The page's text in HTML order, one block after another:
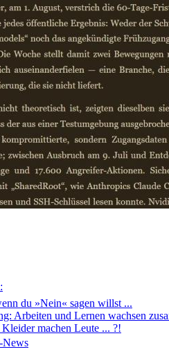
du »Nein« sagen willst ...
Arbeiten und Lernen wachsen
machen Leute ... ?!
News